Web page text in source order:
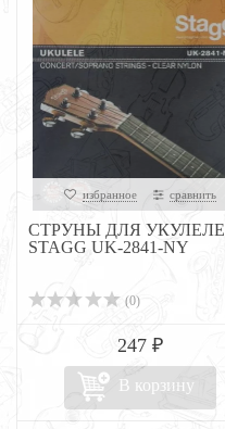
избранное сравнить
СТРУНЫ ДЛЯ УКУЛЕЛЕ
STAGG UK-2841-NY
(0)
247 ₽
В корзину